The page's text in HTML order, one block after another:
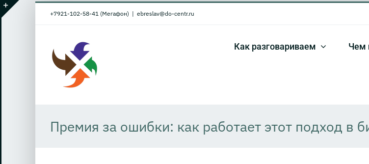
Skip
to
+7921-102-58-41 (Мегафон) | ebreslav@do-centr.ru
Как разговариваем Чем
Премия за ошибки: как работает этот подход в